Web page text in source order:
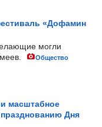
«Дофамин
могли
Общество
масштабное
Дня